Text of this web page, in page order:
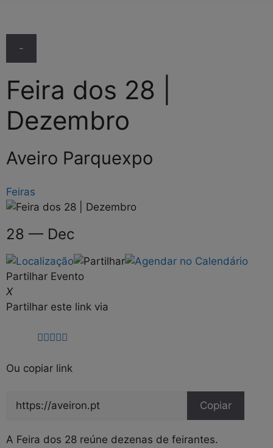
-
Feira dos 28 |
Dezembro
Aveiro Parquexpo
Feiras
28 — Dec
Partilhar Evento
X
Partilhar este link via
Ou copiar link
Copiar
A Feira dos 28 reúne dezenas de feirantes.